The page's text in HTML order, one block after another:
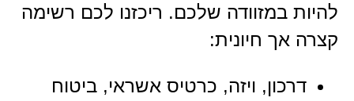
להיות במזוודה שלכם. ריכזנו לכם רשימה
קצרה אך חיונית:
דרכון, ויזה, כרטיס אשראי, ביטוח